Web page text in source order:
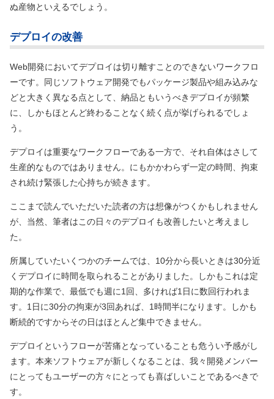
ぬ産物といえるでしょう。
デプロイの改善
Web開発においてデプロイは切り離すことのできないワークフロ
ーです。同じソフトウェア開発でもパッケージ製品や組み込みな
どと大きく異なる点として、納品ともいうべきデプロイが頻繁
に、しかもほとんど終わることなく続く点が挙げられるでしょ
う。
デプロイは重要なワークフローである一方で、それ自体はさして
生産的なものではありません。にもかかわらず一定の時間、拘束
され続け緊張した心持ちが続きます。
ここまで読んでいただいた読者の方は想像がつくかもしれません
が、当然、筆者はこの日々のデプロイも改善したいと考えまし
た。
所属していたいくつかのチームでは、10分から長いときは30分近
くデプロイに時間を取られることがありました。しかもこれは定
期的な作業で、最低でも週に1回、多ければ1日に数回行われま
す。1日に30分の拘束が3回あれば、1時間半になります。しかも
断続的ですからその日はほとんど集中できません。
デプロイというフローが苦痛となっていることも危うい予感がし
ます。本来ソフトウェアが新しくなることは、我々開発メンバー
にとってもユーザーの方々にとっても喜ばしいことであるべきで
す。